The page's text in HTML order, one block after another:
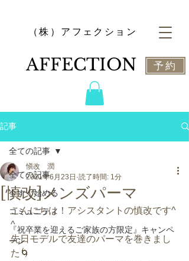
​（株）アフェクション
​AFFECTION 予約
記事
全ての記事
今すぐ始める
コミュニティ
『祝卒業を迎えるご家族の方限定』キャンペ
ーン
全ての記事
[慎改]メンズパーマ
愼改 潤
2021年6月23日 読了時間: 1分
こんにちは！アシスタントの慎改です^
^
先日モデルで友達のパーマを巻きまし
た🌀